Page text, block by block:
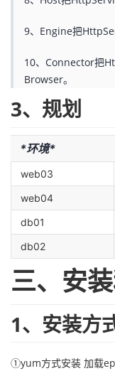
9、Engine把
10、Connector把
Browser。
3、规划
*环境*
web03
web04
db01
db02
三、安
1、安装方
①yum方式安装 加载